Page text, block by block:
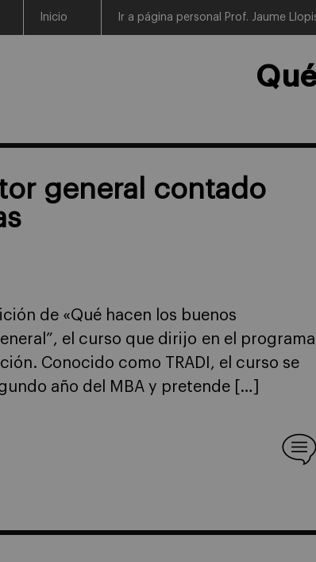
Inicio Ir a página personal Prof. Jaume
general contado
de «Qué hacen los buenos
el curso que dirijo en el programa
Conocido como TRADI, el curso se
año del MBA y pretende […]